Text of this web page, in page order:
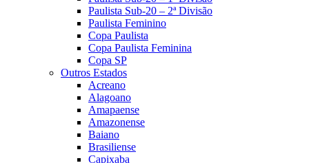
Paulista Sub-20 – 2ª Divisão
Paulista Feminino
Copa Paulista
Copa Paulista Feminina
Copa SP
Outros Estados
Acreano
Alagoano
Amapaense
Amazonense
Baiano
Brasiliense
Capixaba